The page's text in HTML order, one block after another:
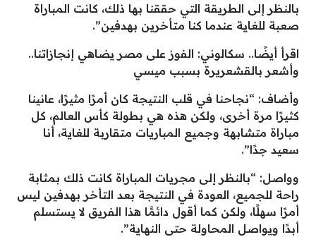
بالنظر إلى الطريقة التي حققنا بها ذلك، كانت المباراة
صعبة للغاية عندما كنا متأخرين بهدفين”.
اقرأ أيضًا.. سكالوني: الفوز على مصر يضاهي إنجازاتنا..
وأشعر بالقشعريرة بسبب ميسي
وأضاف: “نجاحنا في قلب النتيجة كان أمرًا مثيرًا، عانينا
كثيرًا مرة أخرى، ولكن هذه هي بطولة كأس العالم، كل
مباراة متشابهة وجميع المباريات متقاربة للغاية، أنا
سعيد جدًا”.
وواصل: “بالنظر إلى مجريات المباراة كانت ذلك بمثابة
راحة للجميع، العودة في النتيجة بعد التأخر بهدفين ليس
أمرًا سهلًا، ولكن كما أقول دائمًَا هذا الفريق لا يستسلم
أبدًا ويواصل المحاولة حتى النهاية”.